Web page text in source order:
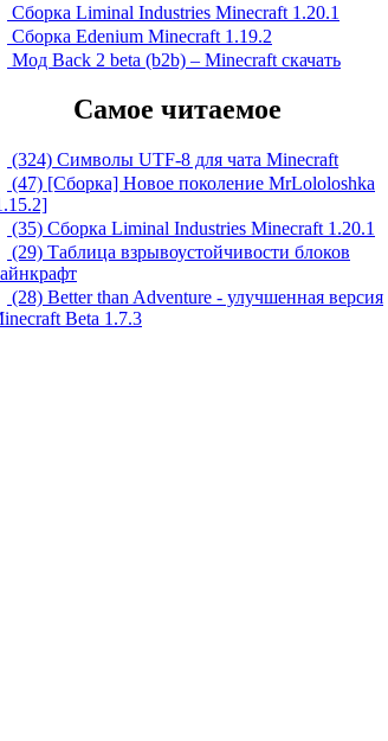
Сборка Liminal Industries Minecraft 1.20.1
Сборка Edenium Minecraft 1.19.2
Мод Back 2 beta (b2b) – Minecraft скачать
Самое читаемое
(324) Символы UTF-8 для чата Minecraft
(47) [Сборка] Новое поколение MrLololoshka
(35) Сборка Liminal Industries Minecraft 1.20.1
(29) Таблица взрывоустойчивости блоков
(28) Better than Adventure - улучшенная версия
Beta 1.7.3